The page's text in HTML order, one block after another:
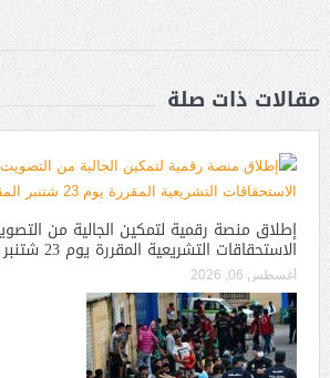
مقالات ذات صلة
إطلاق منصة رقمية لتمكين الجالية من
الاستحقاقات التشريعية المقررة يوم 23 شتنبر المقبل
أغسطس 06, 2026